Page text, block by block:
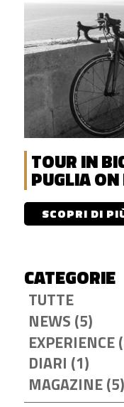
TOUR IN
PUGLIA
SCOPRI DI
CATEGORIE
TUTTE
NEWS (5)
EXPERIENCE
DIARI (1)
MAGAZINE (5)